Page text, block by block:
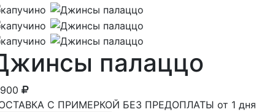
палаццо
С ПРИМЕРКОЙ БЕЗ ПРЕДОПЛАТЫ от 1 дня